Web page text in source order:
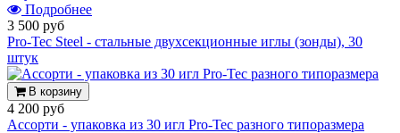
Подробнее
3 500 руб
Pro-Tec Steel - стальные двухсекционные иглы (зонды), 30
штук
В корзину
4 200 руб
Ассорти - упаковка из 30 игл Pro-Tec разного типоразмера